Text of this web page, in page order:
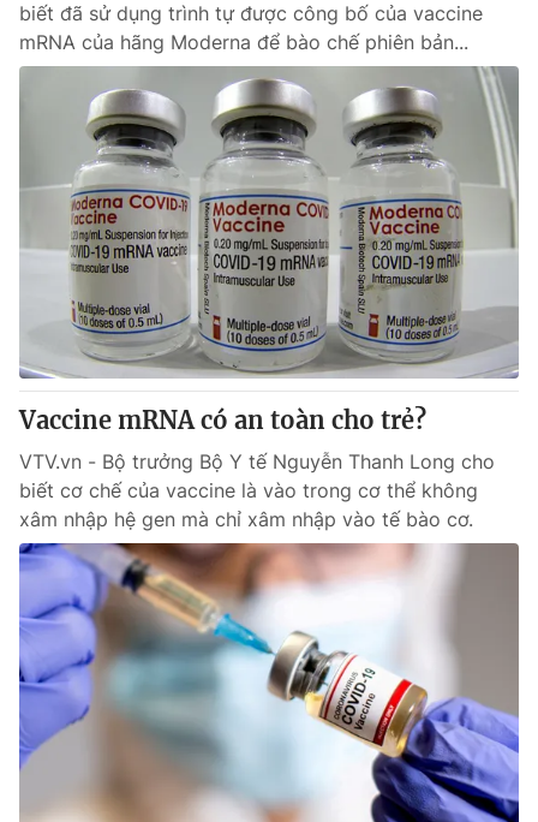
biết đã sử dụng trình tự được công bố của vaccine
mRNA của hãng Moderna để bào chế phiên bản...
Vaccine mRNA có an toàn cho trẻ?
VTV.vn - Bộ trưởng Bộ Y tế Nguyễn Thanh Long cho
biết cơ chế của vaccine là vào trong cơ thể không
xâm nhập hệ gen mà chỉ xâm nhập vào tế bào cơ.